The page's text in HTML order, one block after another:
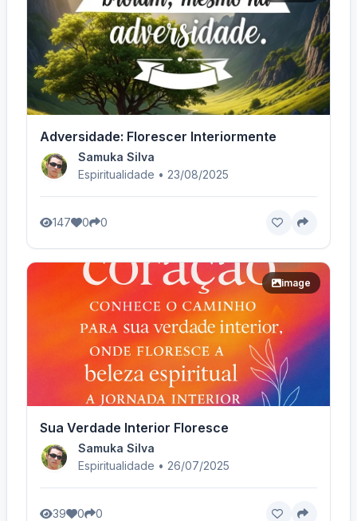
Adversidade: Florescer Interiormente
Samuka Silva
Espiritualidade • 23/08/2025
147 0 0
image
Sua Verdade Interior Floresce
Samuka Silva
Espiritualidade • 26/07/2025
39 0 0